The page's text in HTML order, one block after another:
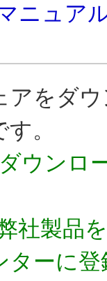
ニュア
をダ
。
ウンロ
製品を
ターに